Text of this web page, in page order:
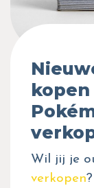
Wil jij je
verkopen